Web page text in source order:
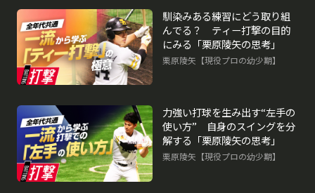
馴染みある練習にどう取り組
んでる？ ティー打撃の目的
にみる「栗原陵矢の思考」
栗原陵矢【現役プロの幼少期】
力強い打球を生み出す“左手の
使い方” 自身のスイングを分
解する「栗原陵矢の思考」
栗原陵矢【現役プロの幼少期】